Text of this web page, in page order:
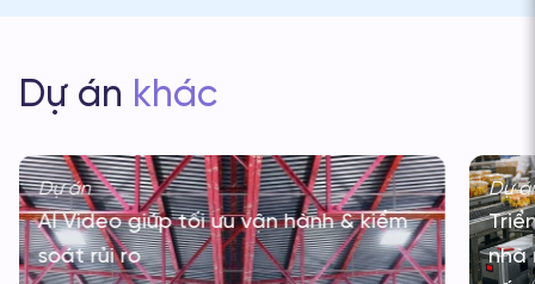
Dự án khác
Dự án
AI Video giúp tối ưu vận hành & kiểm
soát rủi ro
Dự
nhà